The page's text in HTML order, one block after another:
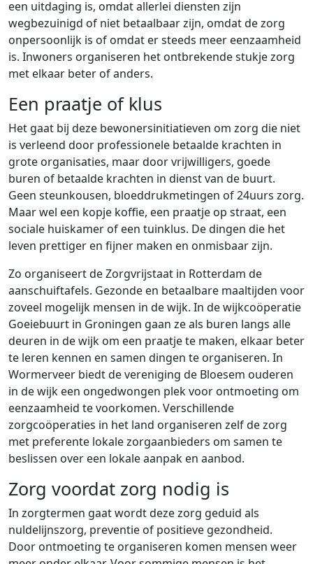
een uitdaging is, omdat allerlei diensten zijn
wegbezuinigd of niet betaalbaar zijn, omdat de zorg
onpersoonlijk is of omdat er steeds meer eenzaamheid
is. Inwoners organiseren het ontbrekende stukje zorg
met elkaar beter of anders.
Een praatje of klus
Het gaat bij deze bewonersinitiatieven om zorg die niet
is verleend door professionele betaalde krachten in
grote organisaties, maar door vrijwilligers, goede
buren of betaalde krachten in dienst van de buurt.
Geen steunkousen, bloeddrukmetingen of 24uurs zorg.
Maar wel een kopje koffie, een praatje op straat, een
sociale huiskamer of een tuinklus. De dingen die het
leven prettiger en fijner maken en onmisbaar zijn.
Zo organiseert de Zorgvrijstaat in Rotterdam de
aanschuiftafels. Gezonde en betaalbare maaltijden voor
zoveel mogelijk mensen in de wijk. In de wijkcoöperatie
Goeiebuurt in Groningen gaan ze als buren langs alle
deuren in de wijk om een praatje te maken, elkaar beter
te leren kennen en samen dingen te organiseren. In
Wormerveer biedt de vereniging de Bloesem ouderen
in de wijk een ongedwongen plek voor ontmoeting om
eenzaamheid te voorkomen. Verschillende
zorgcoöperaties in het land organiseren zelf de zorg
met preferente lokale zorgaanbieders om samen te
beslissen over een lokale aanpak en aanbod.
Zorg voordat zorg nodig is
In zorgtermen gaat wordt deze zorg geduid als
nuldelijnszorg, preventie of positieve gezondheid.
Door ontmoeting te organiseren komen mensen weer